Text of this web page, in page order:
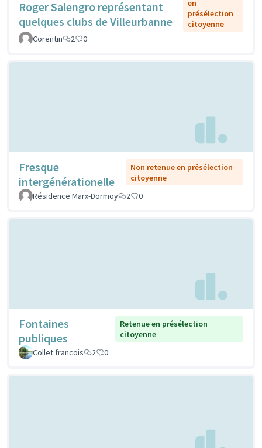
Roger Salengro représentant
quelques clubs de Villeurbanne
en
présélection
citoyenne
Corentin
2 0
Fresque
intergénérationelle
Non retenue en présélection
citoyenne
Résidence Marx-Dormoy
2 0
Fontaines
publiques
Retenue en présélection
citoyenne
Collet francois
2 0